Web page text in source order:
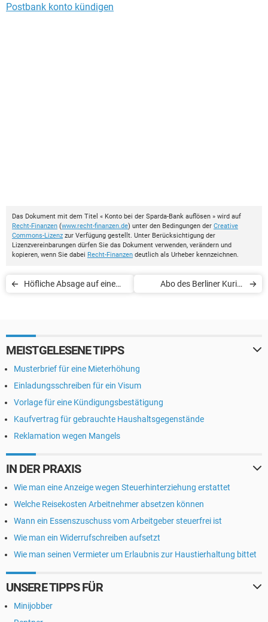
Postbank konto kündigen
Das Dokument mit dem Titel « Konto bei der Sparda-Bank auflösen » wird auf
Recht-Finanzen (www.recht-finanzen.de) unter den Bedingungen der Creative
Commons-Lizenz zur Verfügung gestellt. Unter Berücksichtigung der
Lizenzvereinbarungen dürfen Sie das Dokument verwenden, verändern und
kopieren, wenn Sie dabei Recht-Finanzen deutlich als Urheber kennzeichnen.
Höfliche Absage auf eine
Abo des Berliner Kurier
MEISTGELESENE TIPPS
Musterbrief für eine Mieterhöhung
Einladungsschreiben für ein Visum
Vorlage für eine Kündigungsbestätigung
Kaufvertrag für gebrauchte Haushaltsgegenstände
Reklamation wegen Mangels
IN DER PRAXIS
Wie man eine Anzeige wegen Steuerhinterziehung erstattet
Welche Reisekosten Arbeitnehmer absetzen können
Wann ein Essenszuschuss vom Arbeitgeber steuerfrei ist
Wie man ein Widerrufschreiben aufsetzt
Wie man seinen Vermieter um Erlaubnis zur Haustierhaltung bittet
UNSERE TIPPS FÜR
Minijobber